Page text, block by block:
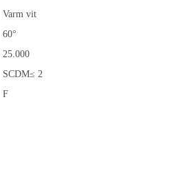
Varm vit
60°
25.000
SCDM≤ 2
F